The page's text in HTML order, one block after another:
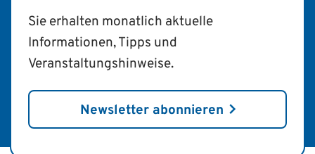
Sie erhalten monatlich aktuelle
Informationen, Tipps und
Veranstaltungshinweise.
Newsletter abonnieren